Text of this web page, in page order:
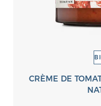
CRÈME DE